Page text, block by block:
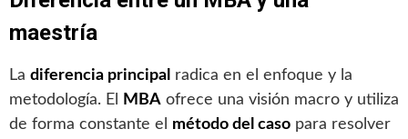
maestría
La diferencia principal radica en el enfoque y la
metodología. El
MBA ofrece una visión macro y utiliza
de forma constante el método del caso para resolver